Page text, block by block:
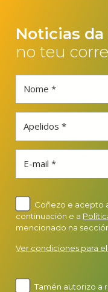
Noticias da
no teu
Nome *
Apelidos *
E-mail *
Coñezo e acepto
continuación e a
mencionado na
Ver condiciones para
Tamén autorizo a